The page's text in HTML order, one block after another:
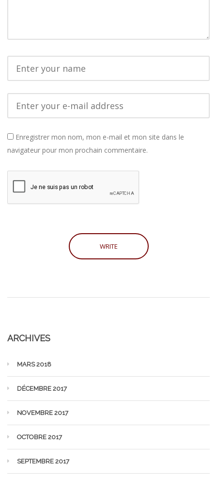
Enregistrer mon nom, mon e-mail et mon site dans le
navigateur pour mon prochain commentaire.
ARCHIVES
MARS 2018
DÉCEMBRE 2017
NOVEMBRE 2017
OCTOBRE 2017
SEPTEMBRE 2017